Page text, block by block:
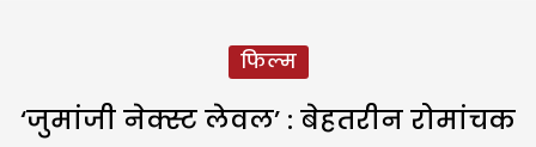
फिल्म
‘जुमांजी नेक्स्ट लेवल’ : बेहतरीन रोमांचक